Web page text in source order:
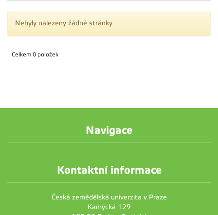
Nebyly nalezeny žádné stránky
Celkem 0 položek
Navigace
Kontaktní informace
Česká zemědělská univerzita v Praze
Kamýcká 129